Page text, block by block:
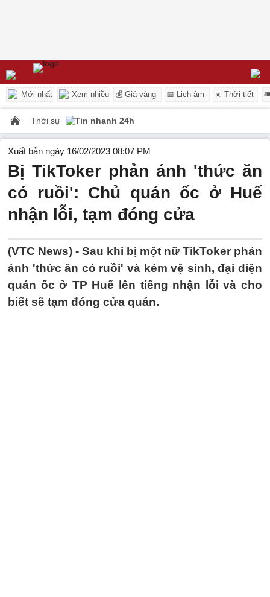
Mới nhất Xem nhiều 💰 Giá vàng 📅 Lịch âm ☀️ Thời tiết
Thời sự Tin nhanh 24h
Xuất bản ngày 16/02/2023 08:07 PM
Bị TikToker phản ánh 'thức ăn
có ruồi': Chủ quán ốc ở Huế
nhận lỗi, tạm đóng cửa
(VTC News) - Sau khi bị một nữ TikToker phản
ánh 'thức ăn có ruồi' và kém vệ sinh, đại diện
quán ốc ở TP Huế lên tiếng nhận lỗi và cho
biết sẽ tạm đóng cửa quán.